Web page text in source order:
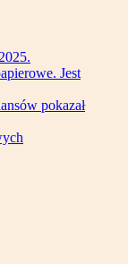
Jest
pokazał